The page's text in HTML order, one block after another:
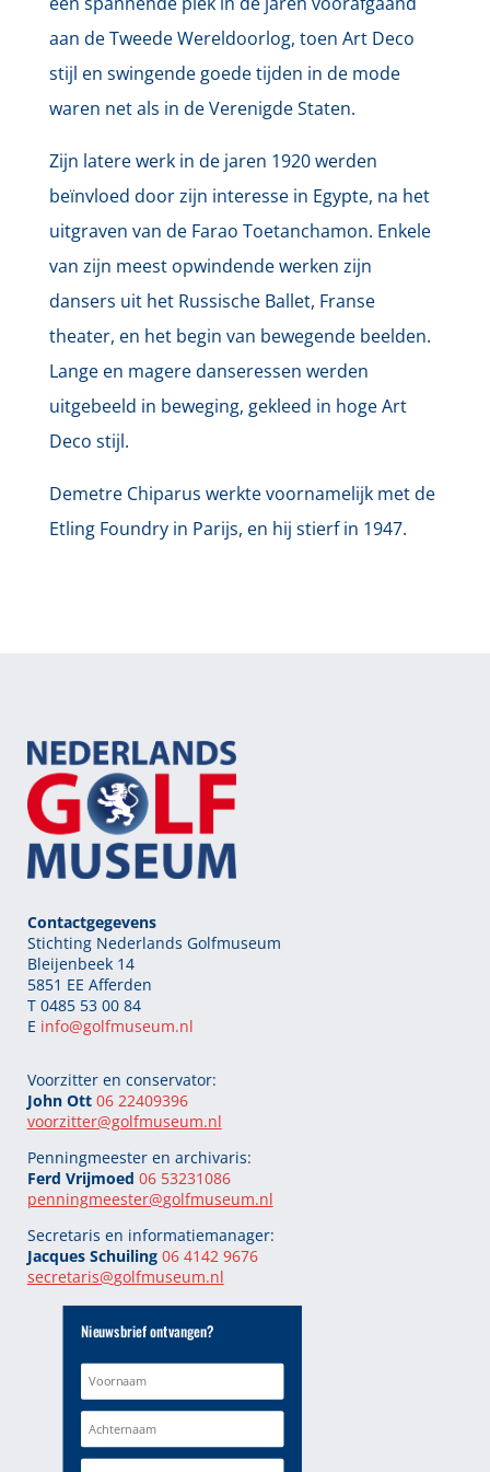
aan de Tweede Wereldoorlog, toen Art Deco
stijl en swingende goede tijden in de mode
waren net als in de Verenigde Staten.
Zijn latere werk in de jaren 1920 werden
beïnvloed door zijn interesse in Egypte, na het
uitgraven van de Farao Toetanchamon. Enkele
van zijn meest opwindende werken zijn
dansers uit het Russische Ballet, Franse
theater, en het begin van bewegende beelden.
Lange en magere danseressen werden
uitgebeeld in beweging, gekleed in hoge Art
Deco stijl.
Demetre Chiparus werkte voornamelijk met de
Etling Foundry in Parijs, en hij stierf in 1947.
Contactgegevens
Stichting Nederlands Golfmuseum
Bleijenbeek 14
5851 EE Afferden
T 0485 53 00 84
E info@golfmuseum.nl
Voorzitter en conservator:
John Ott 06 22409396
voorzitter@golfmuseum.nl
Penningmeester en archivaris:
Ferd Vrijmoed 06 53231086
penningmeester@golfmuseum.nl
Secretaris en informatiemanager:
Jacques Schuiling 06 4142 9676
secretaris@golfmuseum.nl
Nieuwsbrief ontvangen?